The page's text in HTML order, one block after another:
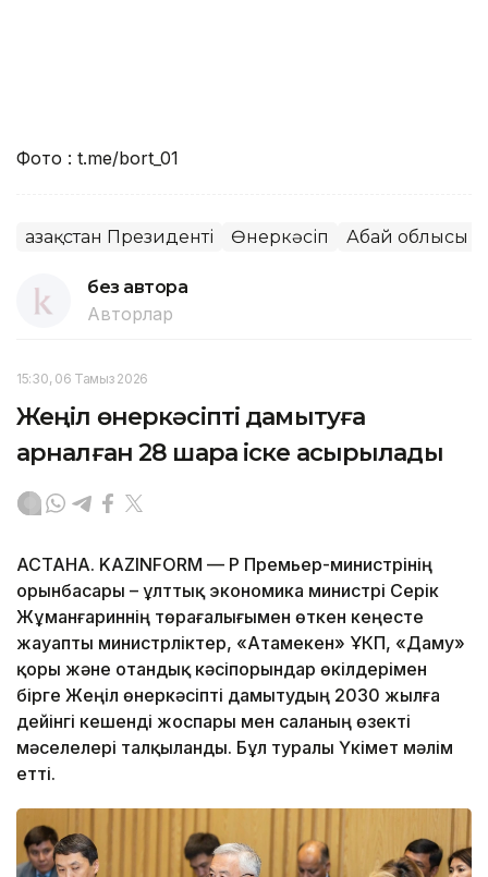
Фото : t.me/bort_01
Қазақстан Президенті Өнеркәсіп Абай облысы
без автора
Авторлар
15:30, 06 Тамыз 2026
Жеңіл өнеркәсіпті дамытуға
арналған 28 шара іске асырылады
АСТАНА. KAZINFORM — ҚР Премьер-министрінің
орынбасары – ұлттық экономика министрі Серік
Жұманғариннің төрағалығымен өткен кеңесте
жауапты министрліктер, «Атамекен» ҰКП, «Даму»
қоры және отандық кәсіпорындар өкілдерімен
бірге Жеңіл өнеркәсіпті дамытудың 2030 жылға
дейінгі кешенді жоспары мен саланың өзекті
мәселелері талқыланды. Бұл туралы Үкімет мәлім
етті.